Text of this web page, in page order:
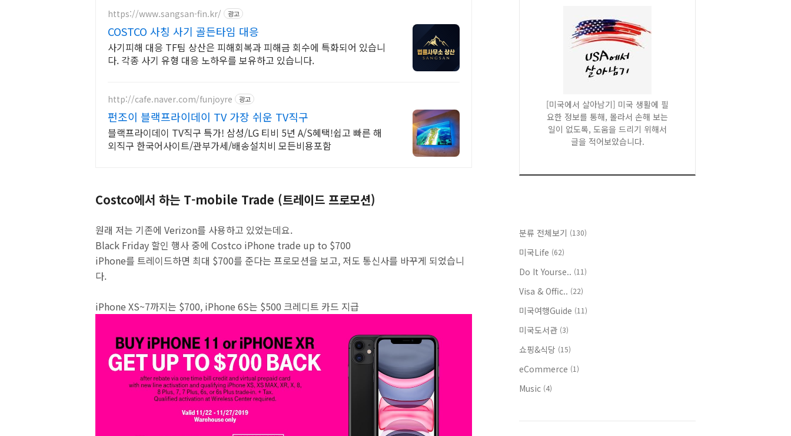
https://www.sangsan-fin.kr/ 광고
COSTCO 사칭 사기 골든타임 대응
사기피해 대응 TF팀 상산은 피해회복과 피해금 회수에 특화되어 있습니
다. 각종 사기 유형 대응 노하우를 보유하고 있습니다.
http://cafe.naver.com/funjoyre 광고
펀조이 블랙프라이데이 TV 가장 쉬운 TV직구
블랙프라이데이 TV직구 특가! 삼성/LG 티비 5년 A/S혜택!쉽고 빠른 해
외직구 한국어사이트/관부가세/배송설치비 모든비용포함
Costco에서 하는 T-mobile Trade (트레이드 프로모션)
원래 저는 기존에 Verizon를 사용하고 있었는데요.
Black Friday 할인 행사 중에 Costco iPhone trade up to $700
iPhone를 트레이드하면 최대 $700를 준다는 프로모션을 보고, 저도 통신사를 바꾸게 되었습니
다.
iPhone XS~7까지는 $700, iPhone 6S는 $500 크레디트 카드 지급
[미국에서 살아남기] 미국 생활에 필
요한 정보를 통해, 몰라서 손해 보는
일이 없도록, 도움을 드리기 위해서
글을 적어보았습니다.
분류 전체보기 (130)
미국Life (62)
Do It Yourse.. (11)
Visa & Offic.. (22)
미국여행Guide (11)
미국도서관 (3)
쇼핑&식당 (15)
eCommerce (1)
Music (4)